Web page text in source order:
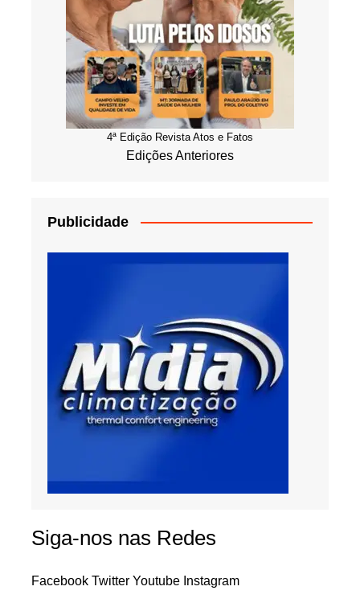
4ª Edição Revista Atos e Fatos
Edições Anteriores
Publicidade
Siga-nos nas Redes
Facebook Twitter Youtube Instagram